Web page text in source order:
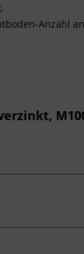
Anzahl